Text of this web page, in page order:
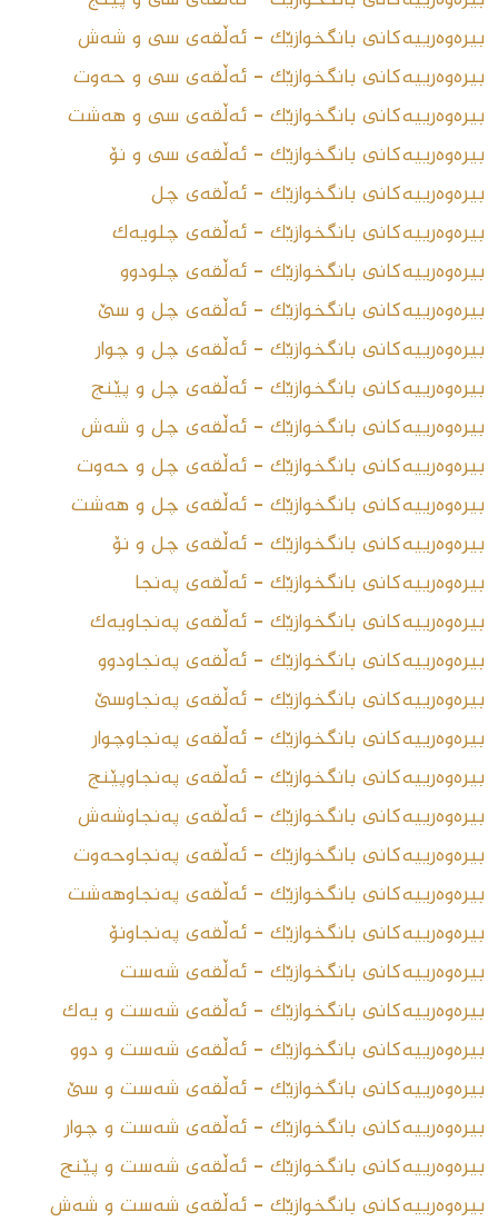
بیرەوەرییەکانی بانگخوازێک - ئەڵقەى سى و شەش
بیرەوەرییەکانی بانگخوازێک - ئەڵقەى سى و حەوت
بیرەوەرییەکانی بانگخوازێک - ئەڵقەى سى و هەشت
بیرەوەرییەکانی بانگخوازێک - ئەڵقەى سى و نۆ
بیرەوەرییەکانی بانگخوازێک - ئەڵقەى چل
بیرەوەرییەکانی بانگخوازێک - ئەڵقەى چلویەک
بیرەوەرییەکانی بانگخوازێک - ئەڵقەى چلودوو
بیرەوەرییەکانی بانگخوازێک - ئەڵقەى چل و سێ
بیرەوەرییەکانی بانگخوازێک - ئەڵقەى چل و چوار
بیرەوەرییەکانی بانگخوازێک - ئەڵقەى چل و پێنج
بیرەوەرییەکانی بانگخوازێک - ئەڵقەى چل و شەش
بیرەوەرییەکانی بانگخوازێک - ئەڵقەى چل و حەوت
بیرەوەرییەکانی بانگخوازێک - ئەڵقەى چل و هەشت
بیرەوەرییەکانی بانگخوازێک - ئەڵقەى چل و نۆ
بیرەوەرییەکانی بانگخوازێک - ئەڵقەى پەنجا
بیرەوەرییەکانی بانگخوازێک - ئەڵقەى پەنجاویەک
بیرەوەرییەکانی بانگخوازێک - ئەڵقەى پەنجاودوو
بیرەوەرییەکانی بانگخوازێک - ئەڵقەى پەنجاوسێ
بیرەوەرییەکانی بانگخوازێک - ئەڵقەى پەنجاوچوار
بیرەوەرییەکانی بانگخوازێک - ئەڵقەى پەنجاوپێنج
بیرەوەرییەکانی بانگخوازێک - ئەڵقەى پەنجاوشەش
بیرەوەرییەکانی بانگخوازێک - ئەڵقەى پەنجاوحەوت
بیرەوەرییەکانی بانگخوازێک - ئەڵقەى پەنجاوهەشت
بیرەوەرییەکانی بانگخوازێک - ئەڵقەى پەنجاونۆ
بیرەوەرییەکانی بانگخوازێک - ئەڵقەى شەست
بیرەوەرییەکانی بانگخوازێک - ئەڵقەى شەست و یەک
بیرەوەرییەکانی بانگخوازێک - ئەڵقەى شەست و دوو
بیرەوەرییەکانی بانگخوازێک - ئەڵقەى شەست و سێ
بیرەوەرییەکانی بانگخوازێک - ئەڵقەى شەست و چوار
بیرەوەرییەکانی بانگخوازێک - ئەڵقەى شەست و پێنج
بیرەوەرییەکانی بانگخوازێک - ئەڵقەى شەست و شەش